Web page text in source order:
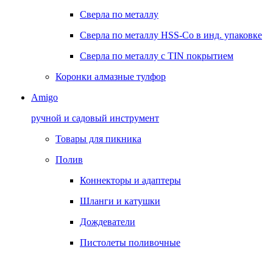
Сверла по металлу
Сверла по металлу HSS-Co в инд. упаковке
Сверла по металлу с TIN покрытием
Коронки алмазные тулфор
Amigo
ручной и садовый инструмент
Товары для пикника
Полив
Коннекторы и адаптеры
Шланги и катушки
Дождеватели
Пистолеты поливочные